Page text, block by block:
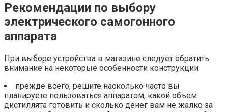
Рекомендации по выбору
электрического самогонного
аппарата
При выборе устройства в магазине следует обратить
внимание на некоторые особенности конструкции:
прежде всего, решите насколько часто вы
планируете пользоваться аппаратом, какой объем
дистиллята готовить и сколько денег вам не жалко за